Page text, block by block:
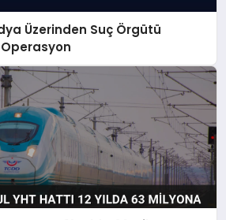
Üzerinden Suç Örgütü